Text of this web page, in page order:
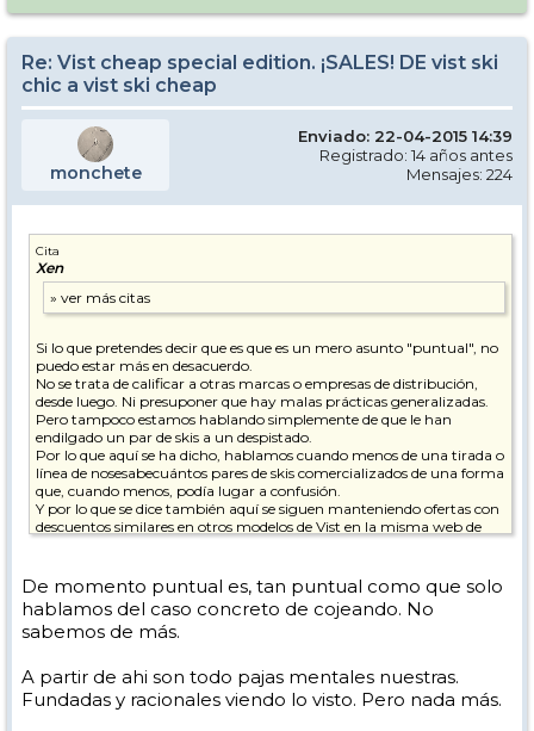
Re: Vist cheap special edition. ¡SALES! DE vist ski
chic a vist ski cheap
monchete
Enviado: 22-04-2015 14:39
Registrado: 14 años antes
Mensajes: 224
Cita
Xen
Si lo que pretendes decir que es que es un mero asunto "puntual", no
puedo estar más en desacuerdo.
No se trata de calificar a otras marcas o empresas de distribución,
desde luego. Ni presuponer que hay malas prácticas generalizadas.
Pero tampoco estamos hablando simplemente de que le han
endilgado un par de skis a un despistado.
Por lo que aquí se ha dicho, hablamos cuando menos de una tirada o
línea de nosesabecuántos pares de skis comercializados de una forma
que, cuando menos, podía lugar a confusión.
Y por lo que se dice también aquí se siguen manteniendo ofertas con
descuentos similares en otros modelos de Vist en la misma web de
Así que plantear si Vist/Vexario "ha hecho" puntualmente una
operación extraña o cuando menos no aclarada, o si "hace" o "ha
venido haciendo" operaciones extrañas o poco claras es un debate
que tiene, a mi juicio, fundamento.
Y tiene también su interés saber si detrás de los descuentos de
determinadas grandes líneas de distribución hay algo más que
simples economías de escala.
De momento puntual es, tan puntual como que solo
hablamos del caso concreto de cojeando. No
sabemos de más.
A partir de ahi son todo pajas mentales nuestras.
Fundadas y racionales viendo lo visto. Pero nada más.